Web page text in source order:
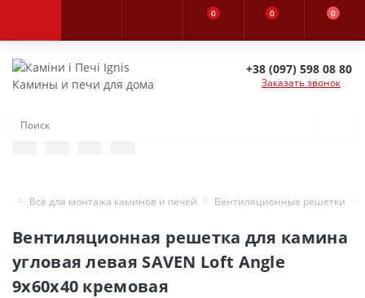
0 0 0
Камины и печи для дома
+38 (097) 598 08 80
Заказать звонок
Всё для монтажа каминов и печей Вентиляционные решетки
Вентиляционная решетка для камина
угловая левая SAVEN Loft Angle
9х60х40 кремовая